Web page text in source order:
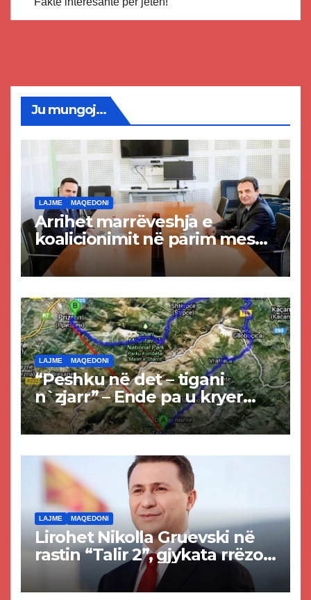
Ju mungoj...
LAJME MAQEDONI
Arrihet marrëveshja e
koalicionimit në parim mes
Kurtit dhe Abdixhikut
LAJME MAQEDONI
“Peshku në det – tigani
n`zjarr” – Ende pa u kryer
projekti i tunelit, komuna e
Tetovës nis punimet për
LAJME MAQEDONI
Lirohet Nikolla Gruevski në
rastin “Talir 2”, gjykata rrëzon
akuzat për ndërtimin e
paligjshëm të selisë së